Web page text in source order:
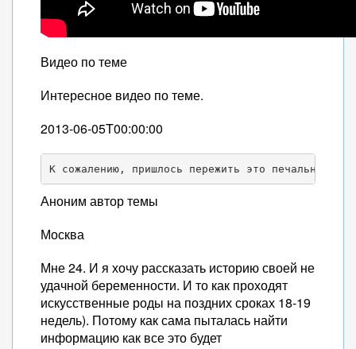
Видео по теме
Интересное видео по теме.
2013-06-05T00:00:00
К сожалению, пришлось пережить это печальное
Аноним автор темы
Москва
Мне 24. И я хочу рассказать историю своей не
удачной беременности. И то как проходят
искусственные роды на поздних сроках 18-19
недель). Потому как сама пыталась найти
информацию как все это будет